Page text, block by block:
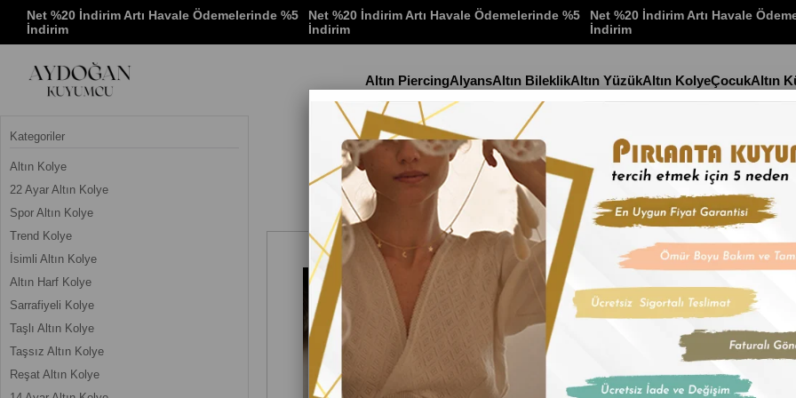
Net %20 İndirim Artı Havale Ödemelerinde %5
İndirim
Net %20 İndirim Artı Havale Ödemelerinde %5
İndirim
Net %20 İndirim Artı Havale
İndirim
Altın PiercingAlyansAltın BileklikAltın YüzükAltın KolyeÇocukAltın
Kategoriler
Altın Kolye
22 Ayar Altın Kolye
Spor Altın Kolye
Trend Kolye
İsimli Altın Kolye
Altın Harf Kolye
Sarrafiyeli Kolye
Taşlı Altın Kolye
Taşsız Altın Kolye
Reşat Altın Kolye
Anasayfa Altın Kolye
%31 %31